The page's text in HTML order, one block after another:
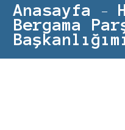
Anasayfa
Bergama